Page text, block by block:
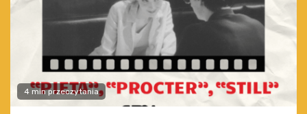
4 min przeczytania